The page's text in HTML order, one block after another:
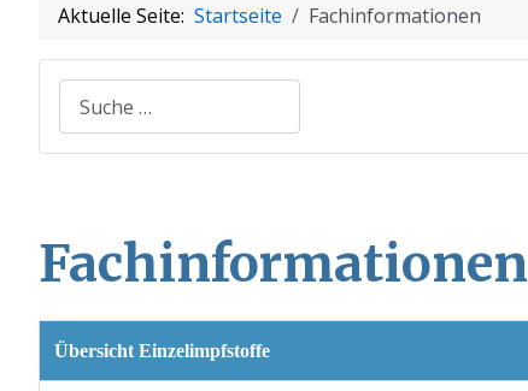
Aktuelle Seite: Startseite Fachinformationen
Fachinformationen
Übersicht Einzelimpfstoffe